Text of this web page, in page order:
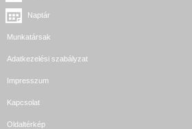
Naptár
Munkatársak
Adatkezelési szabályzat
Impresszum
Kapcsolat
Oldaltérkép